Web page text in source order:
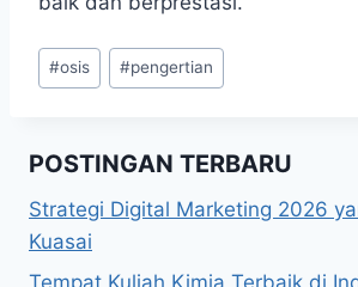
Post
Tags:
#osis #pengertian
POSTINGAN TERBARU
Strategi Digital Marketing 2026
Kuasai
Tempat Kuliah Kimia Terbaik di